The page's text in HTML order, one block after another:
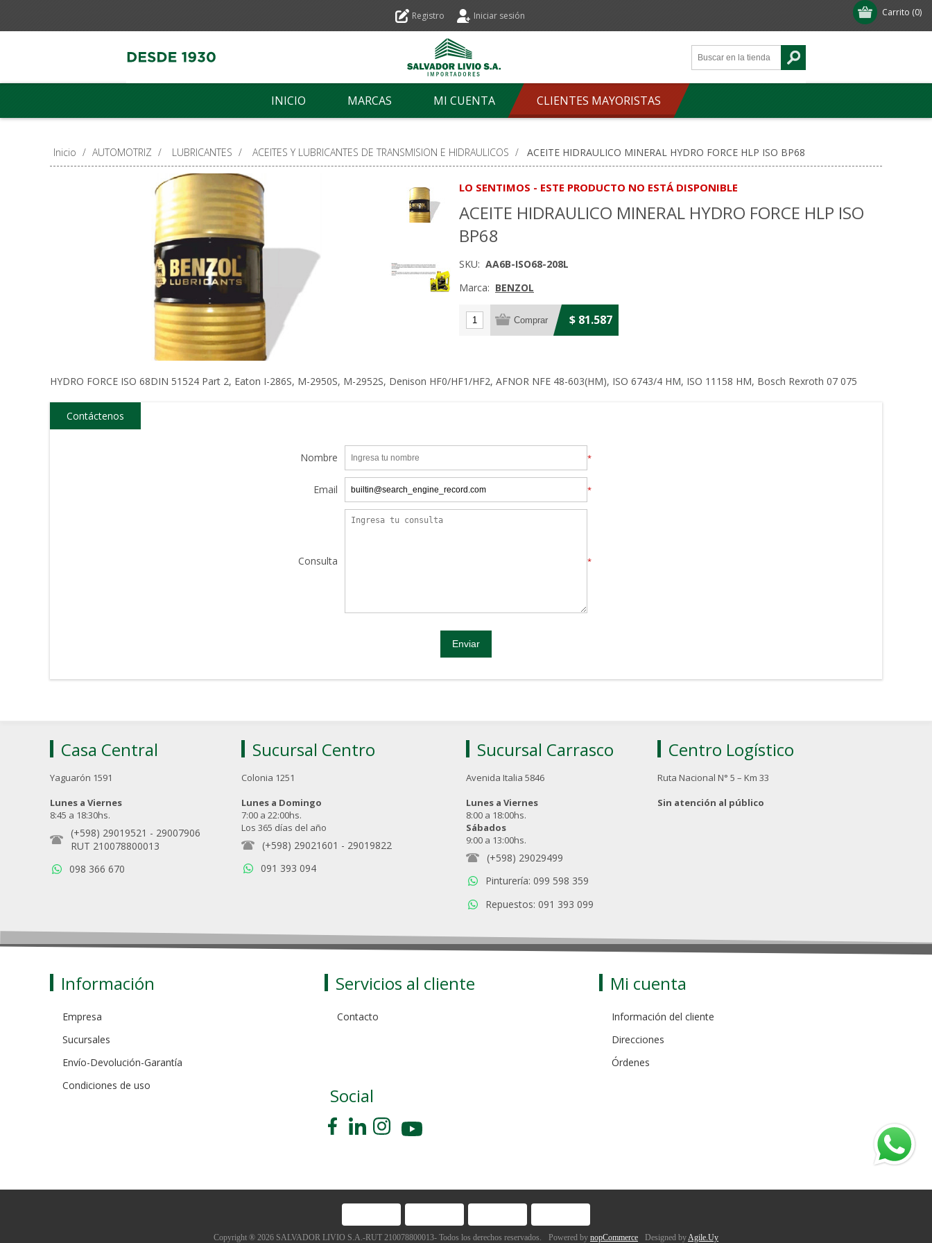
Carrito (0)
Registro Iniciar sesión
INICIO MARCAS MI CUENTA CLIENTES MAYORISTAS
Inicio / AUTOMOTRIZ / LUBRICANTES / ACEITES Y LUBRICANTES DE TRANSMISION E HIDRAULICOS / ACEITE HIDRAULICO MINERAL HYDRO FORCE HLP ISO BP68
LO SENTIMOS - ESTE PRODUCTO NO ESTÁ DISPONIBLE
ACEITE HIDRAULICO MINERAL HYDRO FORCE HLP ISO
BP68
SKU: AA6B-ISO68-208L
Marca: BENZOL
$ 81.587
HYDRO FORCE ISO 68DIN 51524 Part 2, Eaton I-286S, M-2950S, M-2952S, Denison HF0/HF1/HF2, AFNOR NFE 48-603(HM), ISO 6743/4 HM, ISO 11158 HM, Bosch Rexroth 07 075
Contáctenos
Nombre *
Email *
Consulta *
Casa Central
Yaguarón 1591
Lunes a Viernes
8:45 a 18:30hs.
(+598) 29019521 - 29007906
RUT 210078800013
098 366 670
Sucursal Centro
Colonia 1251
Lunes a Domingo
7:00 a 22:00hs.
Los 365 días del año
(+598) 29021601 - 29019822
091 393 094
Sucursal Carrasco
Avenida Italia 5846
Lunes a Viernes
8:00 a 18:00hs.
Sábados
9:00 a 13:00hs.
(+598) 29029499
Pinturería: 099 598 359
Repuestos: 091 393 099
Centro Logístico
Ruta Nacional N° 5 – Km 33
Sin atención al público
Información
Empresa
Sucursales
Envío-Devolución-Garantía
Condiciones de uso
Servicios al cliente
Contacto
Mi cuenta
Información del cliente
Direcciones
Órdenes
Social
Copyright ® 2026 SALVADOR LIVIO S.A.-RUT 210078800013- Todos los derechos reservados. Powered by nopCommerce Designed by Agile.Uy